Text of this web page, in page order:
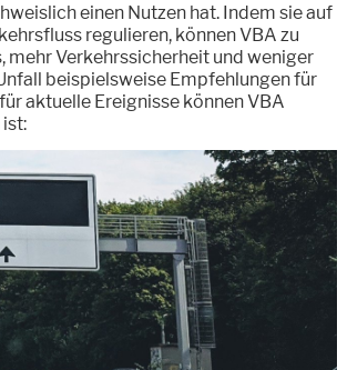
einen Nutzen hat. Indem sie auf
regulieren, können VBA zu
mehr Verkehrssicherheit und weniger
beispielsweise Empfehlungen für
aktuelle Ereignisse können VBA